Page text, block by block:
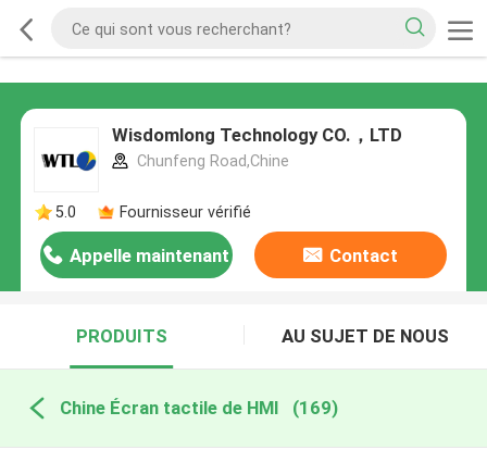
Wisdomlong Technology CO.，LTD
Chunfeng Road,Chine
5.0 Fournisseur vérifié
Appelle maintenant Contact
PRODUITS AU SUJET DE NOUS
Chine Écran tactile de HMI (169)